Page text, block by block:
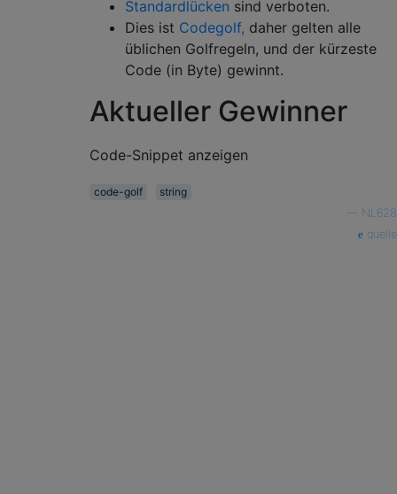
Standardlücken sind verboten.
Dies ist Codegolf, daher gelten alle
üblichen Golfregeln, und der kürzeste
Code (in Byte) gewinnt.
Aktueller Gewinner
Code-Snippet anzeigen
code-golf
string
NL628
quelle